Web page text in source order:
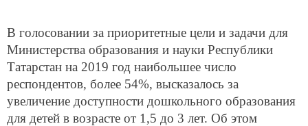
В голосовании за приоритетные цели и задачи для
Министерства образования и науки Республики
Татарстан на 2019 год наибольшее число
респондентов, более 54%, высказалось за
увеличение доступности дошкольного образования
для детей в возрасте от 1,5 до 3 лет. Об этом